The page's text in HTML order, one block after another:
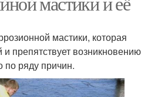
мастики, которая
и препятствует возникновению
по ряду причин.